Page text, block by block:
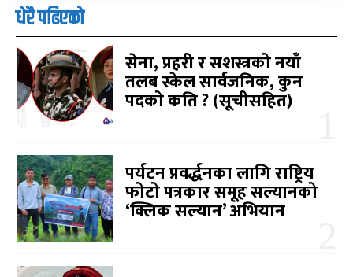
धेरै पढिएको
सेना, प्रहरी र सशस्त्रको नयाँ
तलब स्केल सार्वजनिक, कुन
पदको कति ? (सूचीसहित)
पर्यटन प्रवर्द्धनका लागि राष्ट्रिय
फोटो पत्रकार समूह सल्यानको
‘क्लिक सल्यान’ अभियान